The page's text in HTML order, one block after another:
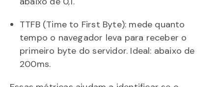
TTFB (Time to First Byte): mede quanto
tempo o navegador leva para receber o
primeiro byte do servidor. Ideal: abaixo de
200ms.